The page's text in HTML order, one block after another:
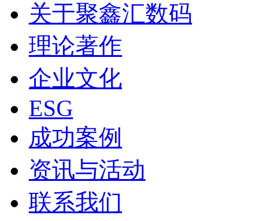
关于聚鑫汇数码
理论著作
企业文化
ESG
成功案例
资讯与活动
联系我们